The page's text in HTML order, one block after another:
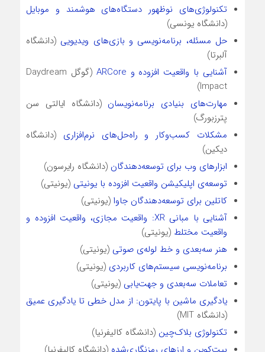
تکنولوژی‌های نوظهور دستگاه‌های هوشمند و موبایل
(دانشگاه یونسی)
حل مسئله، برنامه‌نویسی و بازی‌های ویدیویی (دانشگاه
آلبرتا)
آشنایی با واقعیت افزوده و ARCore
(گوگل Daydream
Impact)
مهارت‌های بنیادی برنامه‌نویسان (دانشگاه ایالتی سن
پترزبورگ)
مشکلات کسب‌وکار و راه‌حل‌های نرم‌افزاری (دانشگاه
دیکین)
ابزارهای وب برای توسعه‌دهندگان (دانشگاه رایرسون)
توسعه‌ی اپلیکیشن واقعیت افزوده با یونیتی (یونیتی)
کاتلین برای توسعه‌دهندگان جاوا (یونیتی)
آشنایی با مبانی XR: واقعیت مجازی، واقعیت افزوده و
واقعیت مختلط (یونیتی)
هنر سه‌بعدی و خط لوله‌ی صوتی (یونیتی)
برنامه‌نویسی سیستم‌‌های کاربردی (یونیتی)
تعاملات سه‌بعدی و جهت‌یابی (یونیتی)
یادگیری ماشین با پایتون: از مدل خطی تا یادگیری عمیق
(دانشگاه MIT)
تکنولوژی بلاک‌چین (دانشگاه کالیفرنیا)